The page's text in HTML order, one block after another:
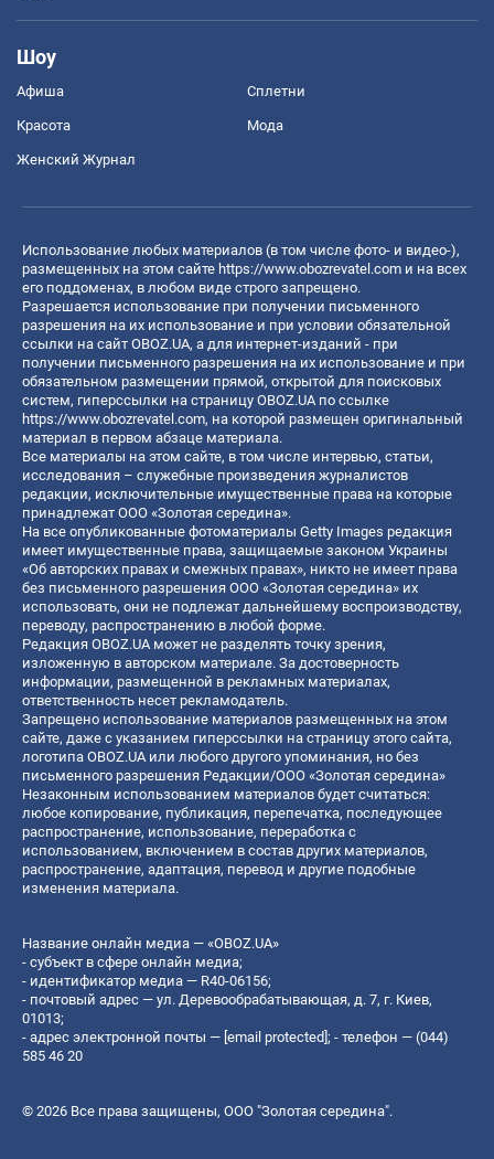
Шоу
Афиша Сплетни
Красота Мода
Женский Журнал
Использование любых материалов (в том числе фото- и видео-),
размещенных на этом сайте https://www.obozrevatel.com и на всех
его поддоменах, в любом виде строго запрещено.
Разрешается использование при получении письменного
разрешения на их использование и при условии обязательной
ссылки на сайт OBOZ.UA, а для интернет-изданий - при
получении письменного разрешения на их использование и при
обязательном размещении прямой, открытой для поисковых
систем, гиперссылки на страницу OBOZ.UA по ссылке
https://www.obozrevatel.com, на которой размещен оригинальный
материал в первом абзаце материала.
Все материалы на этом сайте, в том числе интервью, статьи,
исследования – служебные произведения журналистов
редакции, исключительные имущественные права на которые
принадлежат ООО «Золотая середина».
На все опубликованные фотоматериалы Getty Images редакция
имеет имущественные права, защищаемые законом Украины
«Об авторских правах и смежных правах», никто не имеет права
без письменного разрешения ООО «Золотая середина» их
использовать, они не подлежат дальнейшему воспроизводству,
переводу, распространению в любой форме.
Редакция OBOZ.UA может не разделять точку зрения,
изложенную в авторском материале. За достоверность
информации, размещенной в рекламных материалах,
ответственность несет рекламодатель.
Запрещено использование материалов размещенных на этом
сайте, даже с указанием гиперссылки на страницу этого сайта,
логотипа OBOZ.UA или любого другого упоминания, но без
письменного разрешения Редакции/ООО «Золотая середина»
Незаконным использованием материалов будет считаться:
любое копирование, публикация, перепечатка, последующее
распространение, использование, переработка с
использованием, включением в состав других материалов,
распространение, адаптация, перевод и другие подобные
изменения материала.
Название онлайн медиа — «OBOZ.UA»
- субъект в сфере онлайн медиа;
- идентификатор медиа — R40-06156;
- почтовый адрес — ул. Деревообрабатывающая, д. 7, г. Киев,
01013;
- адрес электронной почты — [email protected] ; - телефон — (044)
585 46 20
© 2026 Все права защищены, ООО "Золотая середина".